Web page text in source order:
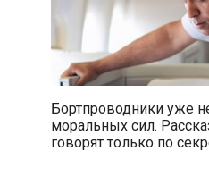
Бортпроводники уже
моральных сил.
говорят только по